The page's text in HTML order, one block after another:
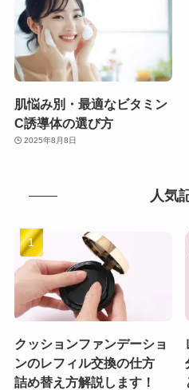
肌悩み別・最適なビタミン
C誘導体の選び方
2025年8月8日
人気
クッションファンデーショ
ンのレフィル交換の仕方
詰め替え方解説します！